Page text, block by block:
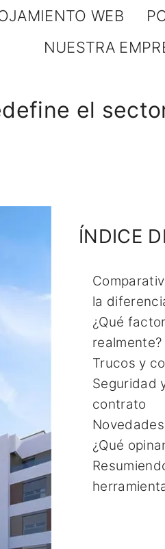
WEB
NUESTRA
el
ÍNDICE
la
¿Qué
realmente?
Trucos y
Seguridad
contrato
¿Qué